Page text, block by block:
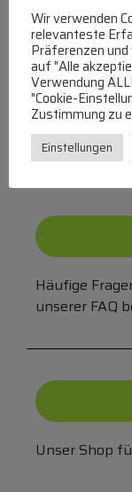
Mit
(MO-DO 8-
Bei uns
MasterCard
Häufige
unserer FAQ
Unser Shop
Wir verwenden
relevanteste
Präferenzen und
auf "Alle
Verwendung
"Cookie-
Zustimmung zu
Einstellungen